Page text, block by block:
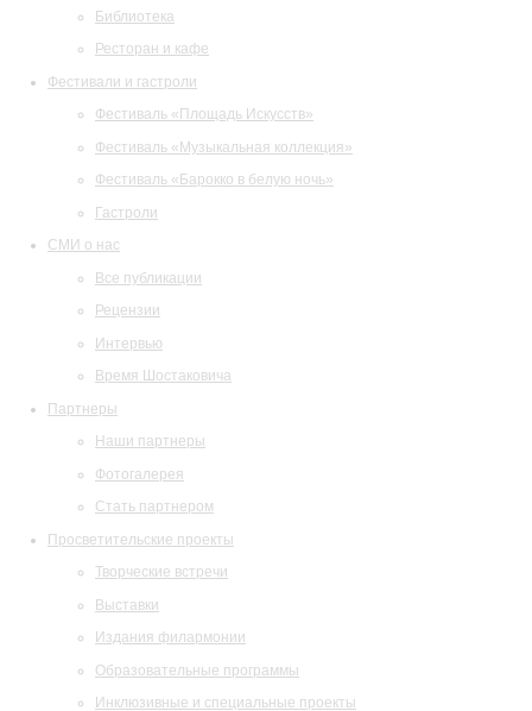
Библиотека
Ресторан и кафе
Фестивали и гастроли
Фестиваль «Площадь Искусств»
Фестиваль «Музыкальная коллекция»
Фестиваль «Барокко в белую ночь»
Гастроли
СМИ о нас
Все публикации
Рецензии
Интервью
Время Шостаковича
Партнеры
Наши партнеры
Фотогалерея
Стать партнером
Просветительские проекты
Творческие встречи
Выставки
Издания филармонии
Образовательные программы
Инклюзивные и специальные проекты